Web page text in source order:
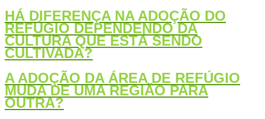
HÁ DIFERENÇA NA ADOÇÃO DO
REFÚGIO DEPENDENDO DA
CULTURA QUE ESTÁ SENDO
CULTIVADA?
A ADOÇÃO DA ÁREA DE REFÚGIO
MUDA DE UMA REGIÃO PARA
OUTRA?